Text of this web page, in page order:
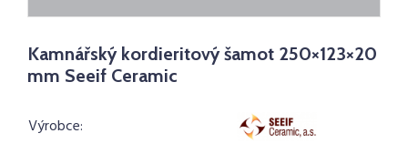
Kamnářský kordieritový šamot 250×123×20
mm Seeif Ceramic
Výrobce: